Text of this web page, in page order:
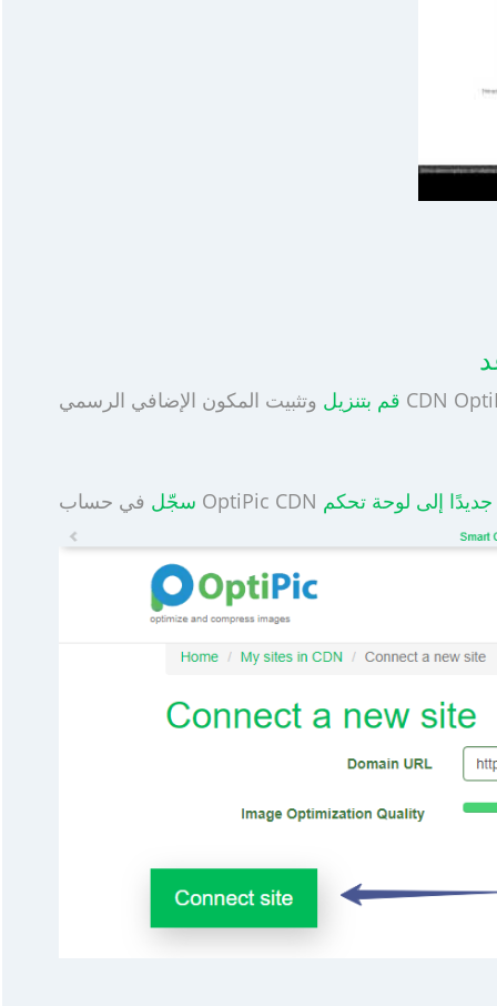
قم بتنزيل
سجّل